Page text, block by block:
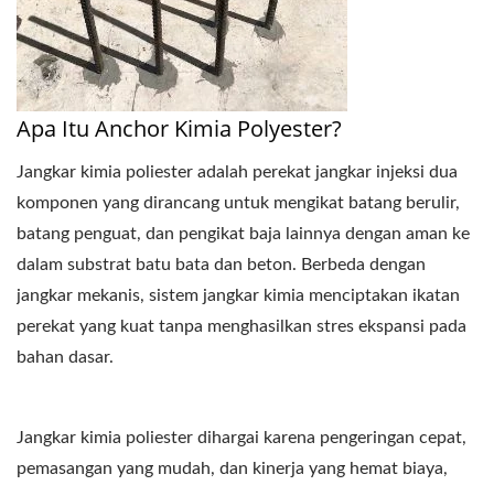
Apa Itu Anchor Kimia Polyester?
Jangkar kimia poliester adalah perekat jangkar injeksi dua
komponen yang dirancang untuk mengikat batang berulir,
batang penguat, dan pengikat baja lainnya dengan aman ke
dalam substrat batu bata dan beton. Berbeda dengan
jangkar mekanis, sistem jangkar kimia menciptakan ikatan
perekat yang kuat tanpa menghasilkan stres ekspansi pada
bahan dasar.
Jangkar kimia poliester dihargai karena pengeringan cepat,
pemasangan yang mudah, dan kinerja yang hemat biaya,